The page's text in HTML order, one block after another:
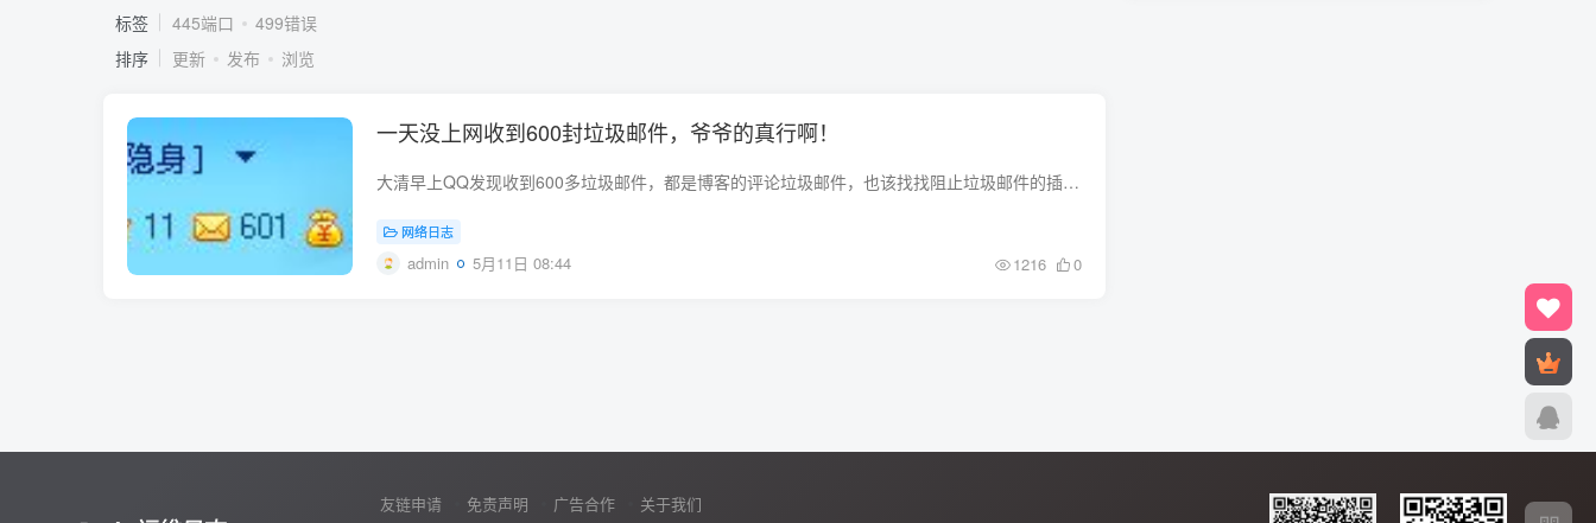
标签
445端口
499错误
排序
更新 发布 浏览
一天没上网收到600封垃圾邮件，爷爷的真行啊！
大清早上QQ发现收到600多垃圾邮件，都是博客的评论垃圾邮件，也该找找阻止垃圾邮件的插件啦，郁闷！
网络日志
admin 5月11日 08:44 1216 0
友链申请 免责声明 广告合作 关于我们